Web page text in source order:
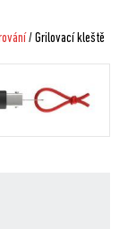
/ Grilovací kleště